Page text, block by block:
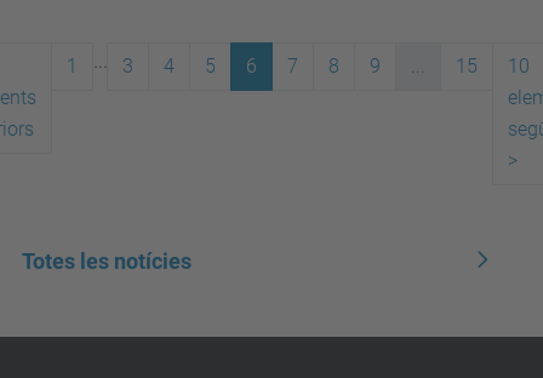
1 3 4 5 6 7 8 9 ... 15
10
>
Totes les notícies